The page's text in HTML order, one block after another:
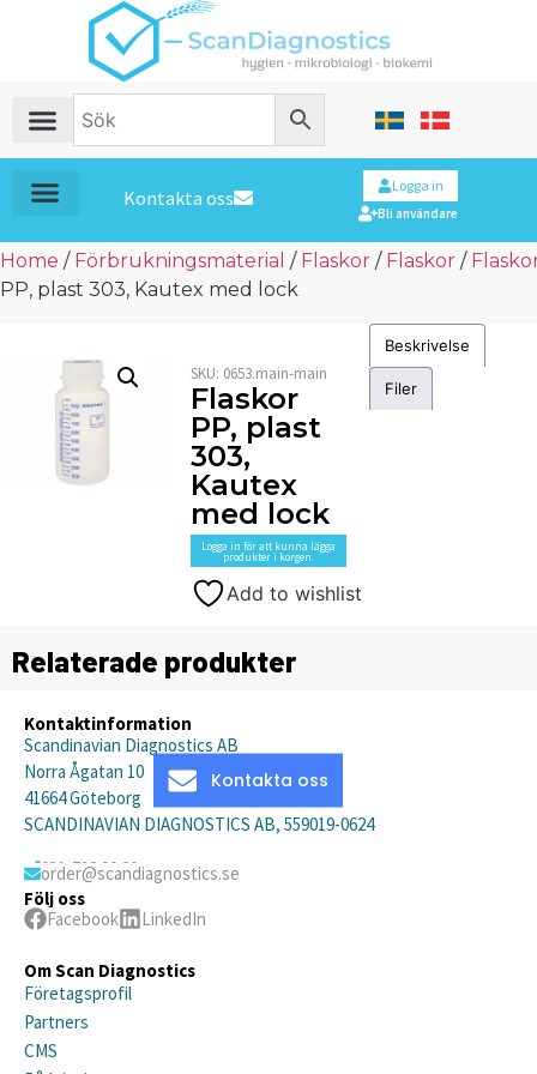
Kontakta oss
Logga in
Bli användare
Home / Förbrukningsmaterial / Flaskor / Flaskor /
PP, plast 303, Kautex med lock
SKU: 0653.main-main
Flaskor
PP, plast
303,
Kautex
med lock
Logga in för att kunna lägga
produkter i korgen.
Add to wishlist
Beskrivelse
Filer
Relaterade produkter
Kontaktinformation
Scandinavian Diagnostics AB
Norra Ågatan 10
41664 Göteborg
SCANDINAVIAN DIAGNOSTICS AB, 559019-0624
031-792 20 20
order@scandiagnostics.se
Följ oss
Facebook
LinkedIn
Om Scan Diagnostics
Företagsprofil
Partners
CMS
Kontakta oss